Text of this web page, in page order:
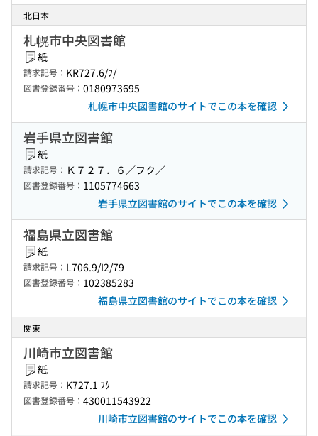
北日本
札幌市中央図書館
紙
請求記号： KR727.6/ﾌ/
図書登録番号： 0180973695
札幌市中央図書館のサイトでこの本を確認
岩手県立図書館
紙
請求記号： Ｋ７２７．６／フク／
図書登録番号： 1105774663
岩手県立図書館のサイトでこの本を確認
福島県立図書館
紙
請求記号： L706.9/I2/79
図書登録番号： 102385283
福島県立図書館のサイトでこの本を確認
関東
川崎市立図書館
紙
請求記号： K727.1 ﾌｸ
図書登録番号： 430011543922
川崎市立図書館のサイトでこの本を確認